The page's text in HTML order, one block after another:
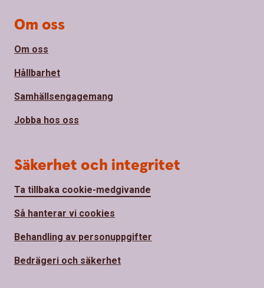
Om oss
Om oss
Hållbarhet
Samhällsengagemang
Jobba hos oss
Säkerhet och integritet
Ta tillbaka cookie-medgivande
Så hanterar vi cookies
Behandling av personuppgifter
Bedrägeri och säkerhet